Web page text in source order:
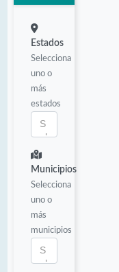
Estados
Selecciona
uno o
más
estados
Municipios
Selecciona
uno o
más
municipios